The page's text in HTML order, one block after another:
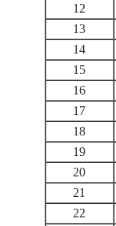
12
13
14
15
16
17
18
19
20
21
22